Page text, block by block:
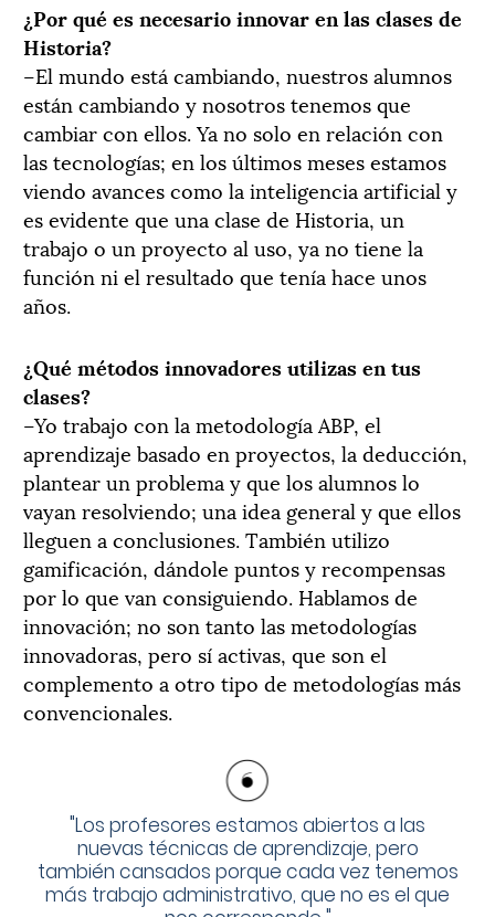
¿Por qué es necesario innovar en las clases de
Historia?
–El mundo está cambiando, nuestros alumnos
están cambiando y nosotros tenemos que
cambiar con ellos. Ya no solo en relación con
las tecnologías; en los últimos meses estamos
viendo avances como la inteligencia artificial y
es evidente que una clase de Historia, un
trabajo o un proyecto al uso, ya no tiene la
función ni el resultado que tenía hace unos
años.
¿Qué métodos innovadores utilizas en tus
clases?
–Yo trabajo con la metodología ABP, el
aprendizaje basado en proyectos, la deducción,
plantear un problema y que los alumnos lo
vayan resolviendo; una idea general y que ellos
lleguen a conclusiones. También utilizo
gamificación, dándole puntos y recompensas
por lo que van consiguiendo. Hablamos de
innovación; no son tanto las metodologías
innovadoras, pero sí activas, que son el
complemento a otro tipo de metodologías más
convencionales.
"Los profesores estamos abiertos a las
nuevas técnicas de aprendizaje, pero
también cansados porque cada vez tenemos
más trabajo administrativo, que no es el que